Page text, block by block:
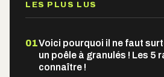
LES PLUS LUS
01Voici pourquoi il ne faut
un poêle à granulés ! Les 5
connaître !